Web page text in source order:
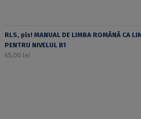
RLS, pls! MANUAL DE LIMBA ROMÂNĂ CA
PENTRU NIVELUL B1
65,00 lei